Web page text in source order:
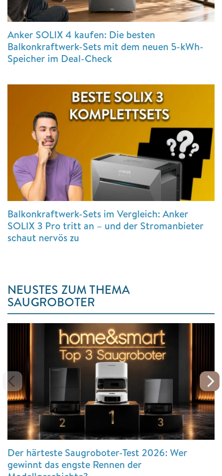
Anker SOLIX 4 kaufen: Die besten
Balkonkraftwerk-Sets mit dem neuen 5-kWh-
Speicher im Deal-Check
Balkonkraftwerk-Sets im Vergleich: Anker
SOLIX 3 Pro tritt an – und der Stromanbieter
schaut nervös zu
NEUSTES ZUM THEMA
SAUGROBOTER
Der härteste Saugroboter-Test 2026: Wer
gewinnt das engste Rennen der